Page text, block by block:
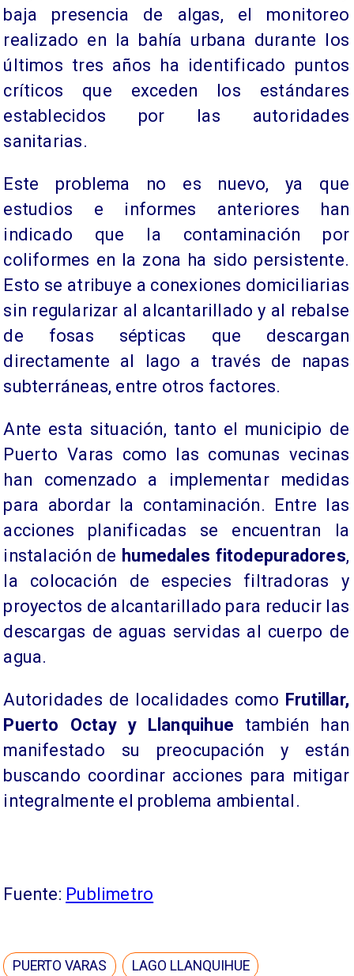
baja presencia de algas, el monitoreo
realizado en la bahía urbana durante los
últimos tres años ha identificado puntos
críticos que exceden los estándares
establecidos por las autoridades
sanitarias.
Este problema no es nuevo, ya que
estudios e informes anteriores han
indicado que la contaminación por
coliformes en la zona ha sido persistente.
Esto se atribuye a conexiones domiciliarias
sin regularizar al alcantarillado y al rebalse
de fosas sépticas que descargan
directamente al lago a través de napas
subterráneas, entre otros factores.
Ante esta situación, tanto el municipio de
Puerto Varas como las comunas vecinas
han comenzado a implementar medidas
para abordar la contaminación. Entre las
acciones planificadas se encuentran la
instalación de humedales fitodepuradores,
la colocación de especies filtradoras y
proyectos de alcantarillado para reducir las
descargas de aguas servidas al cuerpo de
agua.
Autoridades de localidades como Frutillar,
Puerto Octay y Llanquihue también han
manifestado su preocupación y están
buscando coordinar acciones para mitigar
integralmente el problema ambiental.
Fuente: Publimetro
PUERTO VARAS LAGO LLANQUIHUE